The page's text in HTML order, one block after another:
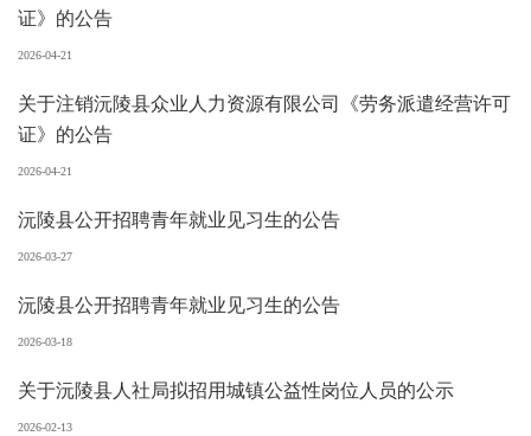
证》的公告
2026-04-21
关于注销沅陵县众业人力资源有限公司《劳务派遣经营许可
证》的公告
2026-04-21
沅陵县公开招聘青年就业见习生的公告
2026-03-27
沅陵县公开招聘青年就业见习生的公告
2026-03-18
关于沅陵县人社局拟招用城镇公益性岗位人员的公示
2026-02-13